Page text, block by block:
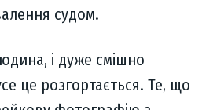
судом.
і дуже смішно
це розгортається. Те, що